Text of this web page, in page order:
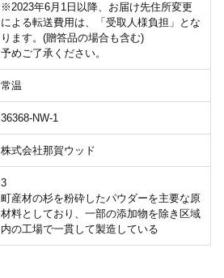
※2023年6月1日以降、お届け先住所変更
による転送費用は、「受取人様負担」とな
ります。(贈答品の場合も含む)
予めご了承ください。
常温
36368-NW-1
株式会社那賀ウッド
3
町産材の杉を粉砕したパウダーを主要な原
材料としており、一部の添加物を除き区域
内の工場で一貫して製造している